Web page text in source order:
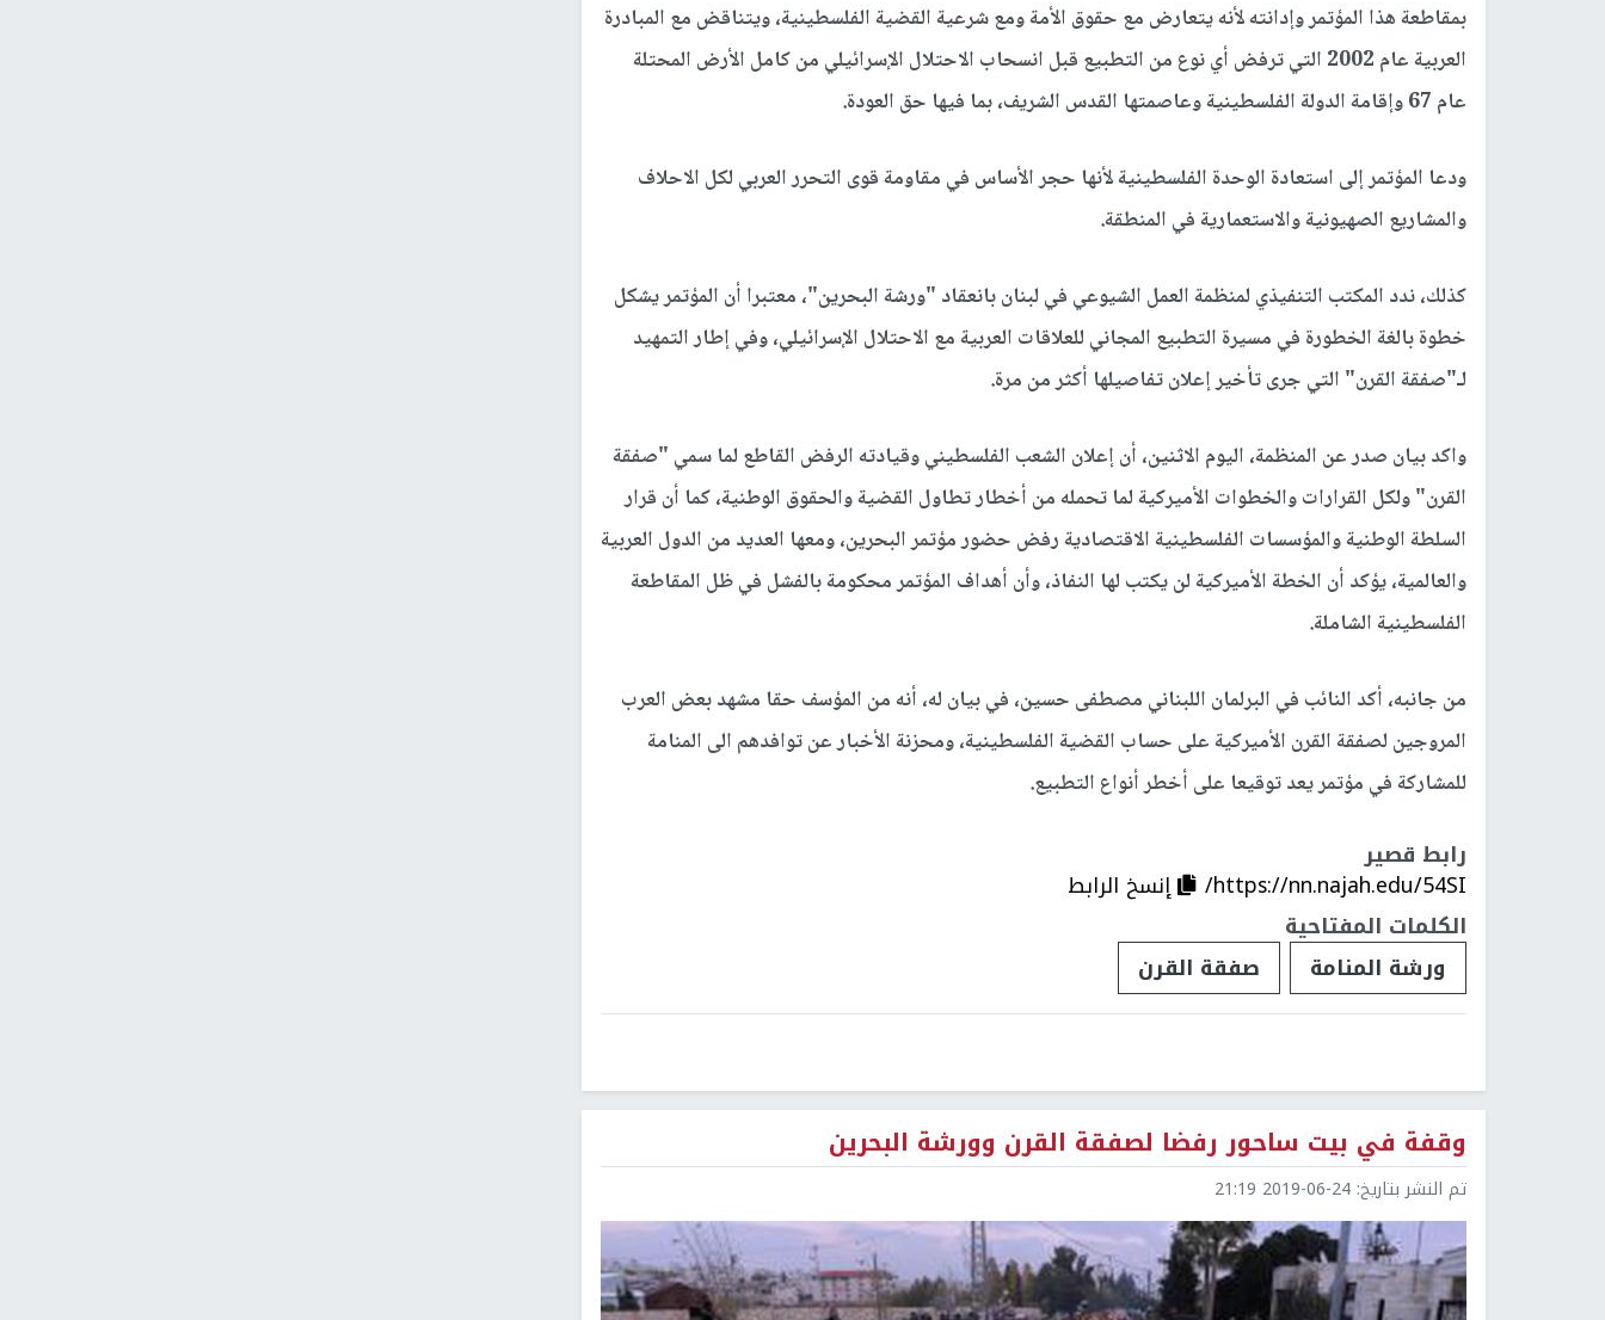
بمقاطعة هذا المؤتمر وإدانته لأنه يتعارض مع حقوق الأمة ومع شرعية القضية الفلسطينية، ويتناقض مع المبادرة
العربية عام 2002 التي ترفض أي نوع من التطبيع قبل انسحاب الاحتلال الإسرائيلي من كامل الأرض المحتلة
عام 67 وإقامة الدولة الفلسطينية وعاصمتها القدس الشريف، بما فيها حق العودة.
ودعا المؤتمر إلى استعادة الوحدة الفلسطينية لأنها حجر الأساس في مقاومة قوى التحرر العربي لكل الاحلاف
والمشاريع الصهيونية والاستعمارية في المنطقة.
كذلك، ندد المكتب التنفيذي لمنظمة العمل الشيوعي في لبنان بانعقاد "ورشة البحرين"، معتبرا أن المؤتمر يشكل
خطوة بالغة الخطورة في مسيرة التطبيع المجاني للعلاقات العربية مع الاحتلال الإسرائيلي، وفي إطار التمهيد
لـ"صفقة القرن" التي جرى تأخير إعلان تفاصيلها أكثر من مرة.
واكد بيان صدر عن المنظمة، اليوم الاثنين، أن إعلان الشعب الفلسطيني وقيادته الرفض القاطع لما سمي "صفقة
القرن" ولكل القرارات والخطوات الأميركية لما تحمله من أخطار تطاول القضية والحقوق الوطنية، كما أن قرار
السلطة الوطنية والمؤسسات الفلسطينية الاقتصادية رفض حضور مؤتمر البحرين، ومعها العديد من الدول العربية
والعالمية، يؤكد أن الخطة الأميركية لن يكتب لها النفاذ، وأن أهداف المؤتمر محكومة بالفشل في ظل المقاطعة
الفلسطينية الشاملة.
من جانبه، أكد النائب في البرلمان اللبناني مصطفى حسين، في بيان له، أنه من المؤسف حقا مشهد بعض العرب
المروجين لصفقة القرن الأميركية على حساب القضية الفلسطينية، ومحزنة الأخبار عن توافدهم الى المنامة
للمشاركة في مؤتمر يعد توقيعا على أخطر أنواع التطبيع.
رابط قصير
https://nn.najah.edu/54SI/
إنسخ الرابط
الكلمات المفتاحية
ورشة المنامة
صفقة القرن
وقفة في بيت ساحور رفضا لصفقة القرن وورشة البحرين
تم النشر بتاريخ: 2019-06-24 21:19